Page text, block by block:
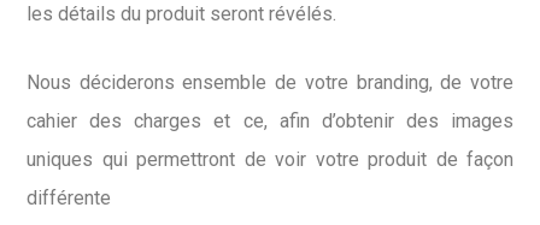
les détails du produit seront révélés.
Nous déciderons ensemble de votre branding, de votre
cahier des charges et ce, afin d’obtenir des images
uniques qui permettront de voir votre produit de façon
différente